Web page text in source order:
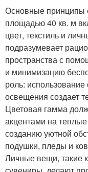
Основные принципы
площадью 40 кв. м
цвет, текстиль и
подразумевает
пространства с
и минимизацию
роль: использование
освещения создает
Цветовая гамма
акцентами на
созданию уютной
подушки, пледы и
Личные вещи, такие